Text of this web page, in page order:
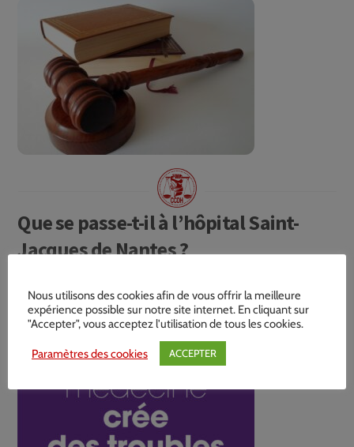
Que se passe-t-il à l’hôpital Saint-
Jacques de Nantes ?
Nous utilisons des cookies afin de vous offrir la meilleure
expérience possible sur notre site internet. En cliquant sur
"Accepter", vous acceptez l'utilisation de tous les cookies.
Paramètres des cookies ACCEPTER